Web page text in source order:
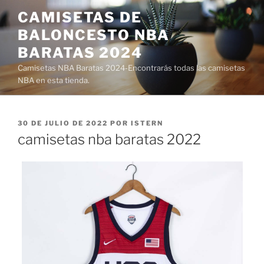
al
contenido
CAMISETAS DE
BALONCESTO NBA
BARATAS 2024
Camisetas NBA Baratas 2024-Encontrarás todas las camisetas
NBA en esta tienda.
PUBLICADO
30 DE JULIO DE 2022 POR ISTERN
camisetas nba baratas 2022